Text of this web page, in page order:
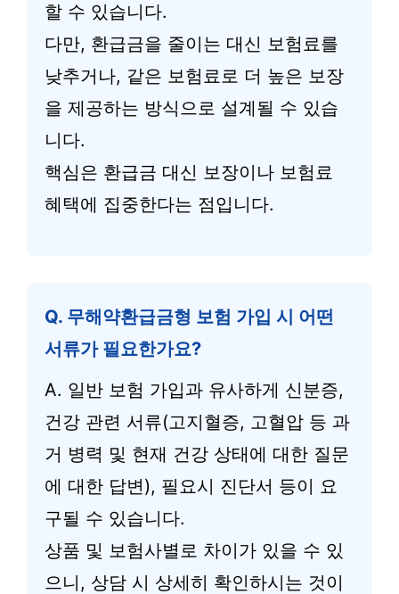
할 수 있습니다.
다만, 환급금을 줄이는 대신 보험료를
낮추거나, 같은 보험료로 더 높은 보장
을 제공하는 방식으로 설계될 수 있습
니다.
핵심은 환급금 대신 보장이나 보험료
혜택에 집중한다는 점입니다.
Q. 무해약환급금형 보험 가입 시 어떤
서류가 필요한가요?
A. 일반 보험 가입과 유사하게 신분증,
건강 관련 서류(고지혈증, 고혈압 등 과
거 병력 및 현재 건강 상태에 대한 질문
에 대한 답변), 필요시 진단서 등이 요
구될 수 있습니다.
상품 및 보험사별로 차이가 있을 수 있
으니, 상담 시 상세히 확인하시는 것이